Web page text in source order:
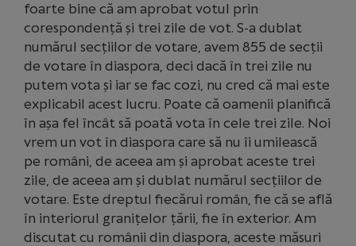
foarte bine că am aprobat votul prin
corespondență și trei zile de vot. S-a dublat
numărul secțiilor de votare, avem 855 de secții
de votare în diaspora, deci dacă în trei zile nu
putem vota și iar se fac cozi, nu cred că mai este
explicabil acest lucru. Poate că oamenii planifică
în așa fel încât să poată vota în cele trei zile. Noi
vrem un vot în diaspora care să nu îi umilească
pe români, de aceea am și aprobat aceste trei
zile, de aceea am și dublat numărul secțiilor de
votare. Este dreptul fiecărui român, fie că se află
în interiorul granițelor țării, fie în exterior. Am
discutat cu românii din diaspora, aceste măsuri